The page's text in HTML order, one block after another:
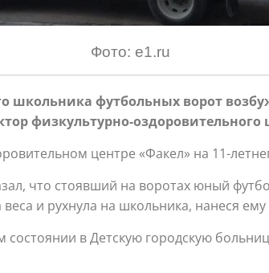
Фото: e1.ru
школьника футбольных ворот
физкультурно-оздоровительного
центре «Факел» на 11-
что стоявший на воротах юный
и рухнула на школьника, нанеся
в Детскую городскую